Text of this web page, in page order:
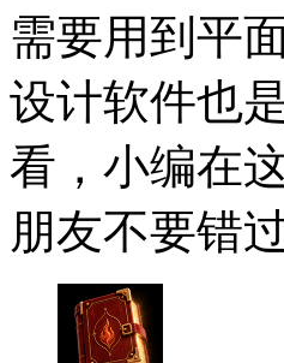
需要用到平
设计软件也
看，小编在
朋友不要错过